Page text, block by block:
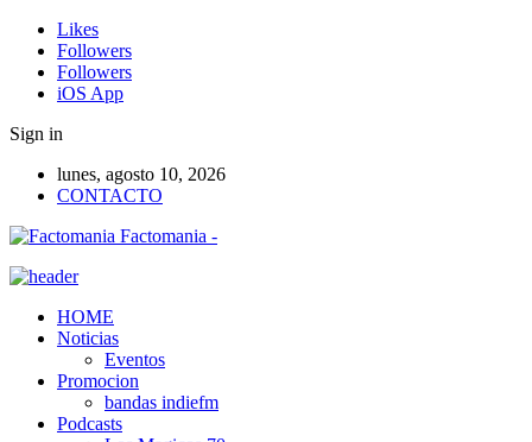
Likes
Followers
Followers
iOS App
Sign in
lunes, agosto 10, 2026
CONTACTO
Factomania -
HOME
Noticias
Eventos
Promocion
bandas indiefm
Podcasts